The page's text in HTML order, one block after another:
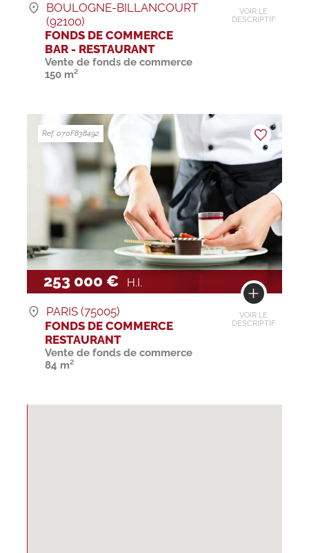
VOIR LE
DESCRIPTIF
BOULOGNE-BILLANCOURT
(92100)
FONDS DE COMMERCE
BAR - RESTAURANT
Vente de fonds de commerce
150 m²
253 000 € H.I.
VOIR LE
DESCRIPTIF
Ref. 070F838492
PARIS (75005)
FONDS DE COMMERCE
RESTAURANT
Vente de fonds de commerce
84 m²